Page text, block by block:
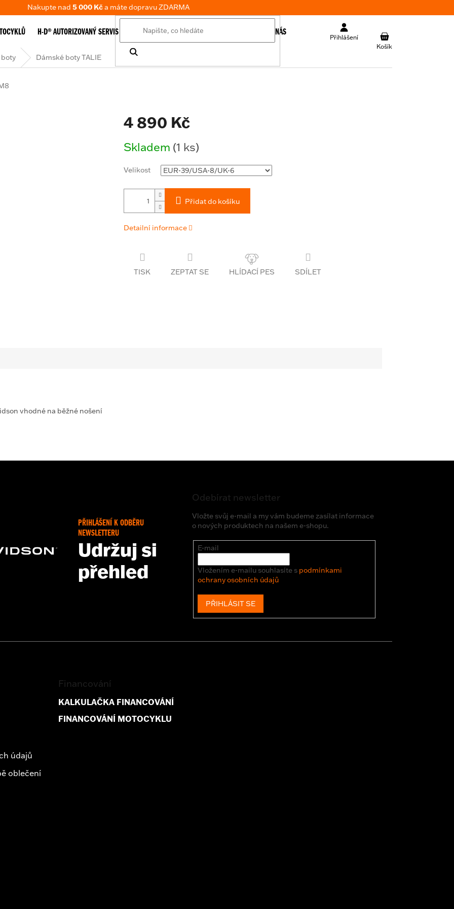
Nakupte nad 5 000 Kča máte dopravu ZDARMA
Přihlášení
NÁKUPNÍ
KOŠÍK
H-D® AUTORIZOVANÝ SERVIS E-SHOP TABULKA VELIKOSTÍ O NÁS
Dámské boty TALIE
4 890 Kč
cena:
Skladem (1 ks)
Velikost
Přidat do košíku
Detailní informace
TISK ZEPTAT SE SDÍLET
vhodné na běžné nošení
PŘIHLÁŠENÍ K ODBĚRU
NEWSLETTERU
Udržuj si
přehled
Odebírat newsletter
Vložte svůj e-mail a my vám budeme zasílat informace
o nových produktech na našem e-shopu.
E-mail
Vložením e-mailu souhlasíte s podmínkami
ochrany osobních údajů
PŘIHLÁSIT SE
údajů
oblečení
Financování
KALKULAČKA FINANCOVÁNÍ
FINANCOVÁNÍ MOTOCYKLU